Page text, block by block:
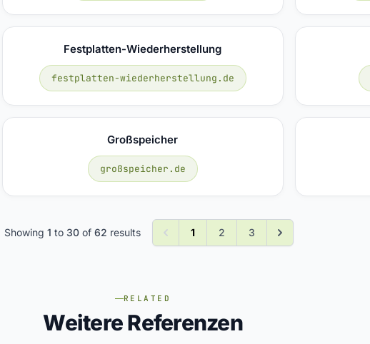
Festplatten-Wiederherstellung
festplatten-wiederherstellung.de
Großspeicher
großspeicher.de
Showing 1 to 30of 62 results 1 2 3
RELATED
Weitere Referenzen